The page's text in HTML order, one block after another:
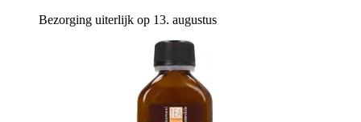
Bezorging uiterlijk op 13. augustus